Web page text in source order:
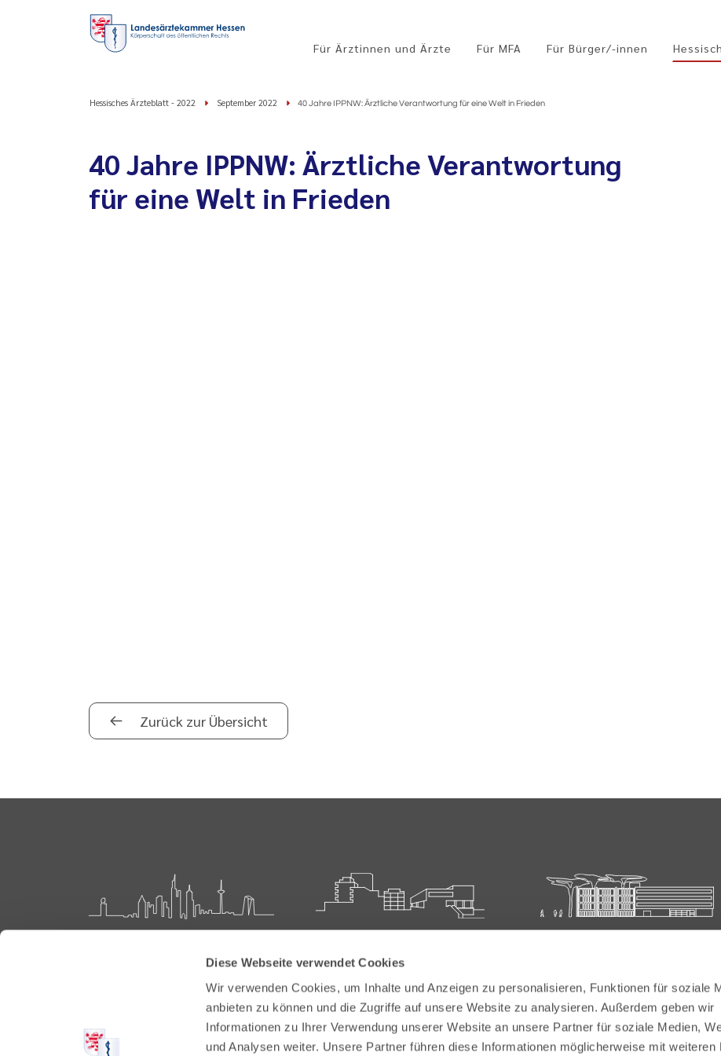
Diese Webseite verwendet Cookies
Wir verwenden Cookies, um Inhalte und Anzeigen zu personalisieren, Funktionen für soziale
anbieten zu können und die Zugriffe auf unsere Website zu analysieren. Außerdem geben wir
Informationen zu Ihrer Verwendung unserer Website an unsere Partner für soziale Medien,
und Analysen weiter. Unsere Partner führen diese Informationen möglicherweise mit weiteren
Für Ärztinnen und Ärzte Für MFA Für Bürger/-innen
Hessisches Ärzteblatt - 2022 September 2022 40 Jahre IPPNW: Ärztliche Verantwortung für eine Welt in Frieden
40 Jahre IPPNW: Ärztliche Verantwortung
für eine Welt in Frieden
Zurück zur Übersicht
Postfach 60 05 66
60335 Frankfurt
Weiterbildung
61231 Bad Nauheim
Tel:+49 6032 782-200
61231 Bad Nauheim
Tel: +49 6032 782-100